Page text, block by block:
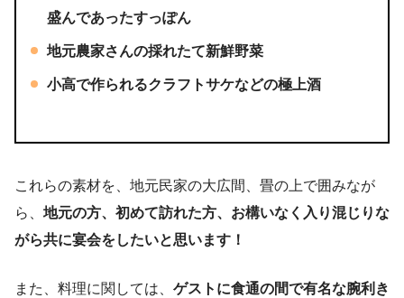
盛んであったすっぽん
地元農家さんの採れたて新鮮野菜
小高で作られるクラフトサケなどの極上酒
これらの素材を、地元民家の大広間、畳の上で囲みなが
ら、 地元の方、初めて訪れた方、お構いなく入り混じりな
がら共に宴会をしたいと思います！
また、料理に関しては、 ゲストに食通の間で有名な腕利き